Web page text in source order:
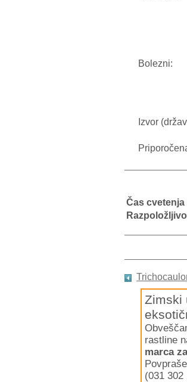
Bolezni:
Izvor
Čas cvetenja
Zimski
rastline
marca
(031